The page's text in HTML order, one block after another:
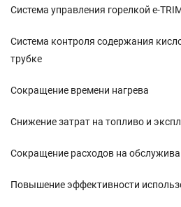
Система управления горелкой e-
Система контроля содержания
трубке
Сокращение времени нагрева
Снижение затрат на топливо и
Сокращение расходов на
Повышение эффективности